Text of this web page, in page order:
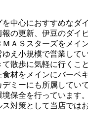
中心におすすめな
の更新、伊豆のダ
ＡＳスターズをメ
え小規模で営業し
散歩に気軽に行く
材をメインにバー
ミーにも所属して
保全を行っていま
対策として当店では